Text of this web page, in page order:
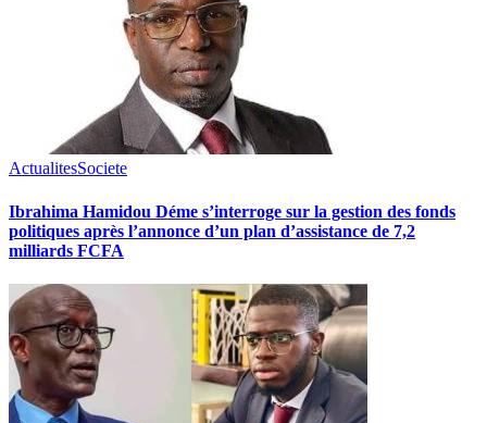
ActualitesSociete
Ibrahima Hamidou Déme s’interroge sur la gestion des fonds
politiques après l’annonce d’un plan d’assistance de 7,2
milliards FCFA